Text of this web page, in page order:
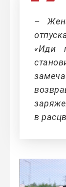
–
«Иди
в